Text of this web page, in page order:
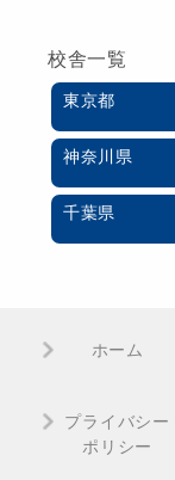
校舎一覧
東京都
神奈川県
千葉県
ホーム
プライバシー
ポリシー